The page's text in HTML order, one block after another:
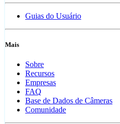
Guias do Usuário
Mais
Sobre
Recursos
Empresas
FAQ
Base de Dados de Câmeras
Comunidade